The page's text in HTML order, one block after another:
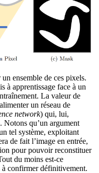
ensemble de ces pixels.
à apprentissage face à un
La valeur de
un réseau de
network) qui, lui,
Notons qu’un argument
tel système, exploitant
de fait l’image en entrée,
pour pouvoir reconstituer
du moins est-ce
à confirmer définitivement.